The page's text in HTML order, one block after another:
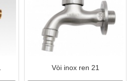
Vòi inox ren 21